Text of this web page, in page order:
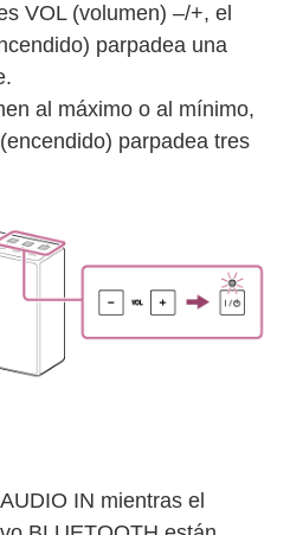
VOL(volumen) –/+, el
parpadea una
al máximo o al mínimo,
(encendido) parpadea tres
IN mientras el